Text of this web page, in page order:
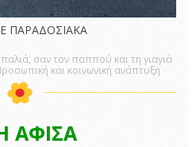
ΠΑΡΑΔΟΣΙΑΚΑ
σαν τον παππού και τη γιαγιά
και κοινωνική ανάπτυξη
ΑΦΙΣΑ